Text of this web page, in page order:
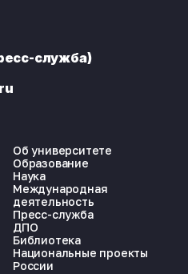
Об университете
Образование
Наука
Международная
деятельность
Пресс-служба
ДПО
Библиотека
Национальные проекты
России
служба)